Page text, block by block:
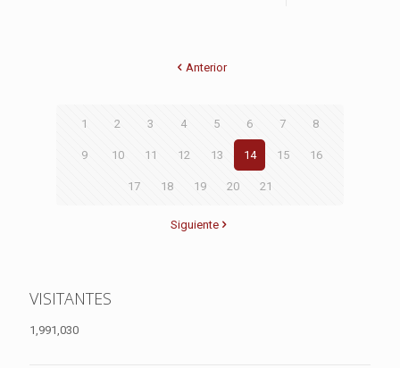
Anterior
1 2 3 4 5 6 7 8
9 10 11 12 13 14 15 16
17 18 19 20 21
Siguiente
VISITANTES
1,991,030